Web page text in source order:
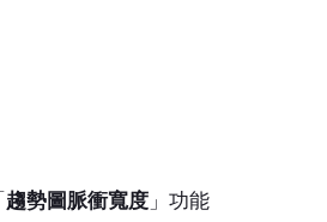
趨勢圖脈衝寬度 」功能